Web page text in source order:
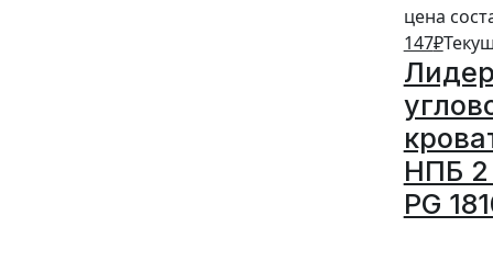
цена
147₽
НПБ 2
PG